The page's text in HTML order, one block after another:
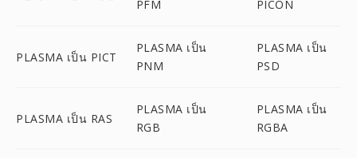
PFM
PICON
PLASMA เป็น PICT
PLASMA เป็น
PNM
PLASMA เป็น
PSD
PLASMA เป็น RAS
PLASMA เป็น
RGB
PLASMA เป็น
RGBA